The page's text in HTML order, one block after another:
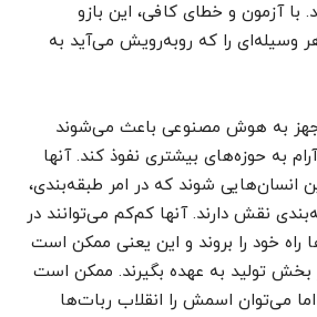
با آزمون و خطای کافی، این بازو
وسیله‌ای را که روبه‌رویش می‌آید به
به هوش مصنوعی باعث می‌شوند
به حوزه‌های بیشتری نفوذ کند. آنها
انسان‌هایی شوند که در امر طبقه‌بندی،
نقش دارند. آنها کم‌کم می‌توانند در
راه خود را بروند و این یعنی ممکن است
تولید به عهده بگیرند. ممکن است
می‌توان اسمش را انقلاب ربات‌‌‌‌‌‌‌‌‌‌‌‌‌‌‌‌‌‌‌‌‌‌‌‌‌‌‌‌‌‌‌‌‌‌‌‌‌‌‌‌‌‌‌‌‌‌‌‌ها